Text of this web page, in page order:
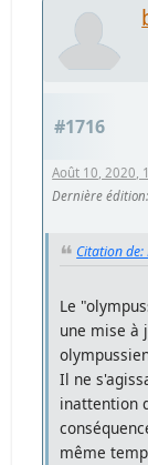
#1716
Août 10, 2020,
Dernière édition
Citation
Le
une mise à
Il ne
inattention
même